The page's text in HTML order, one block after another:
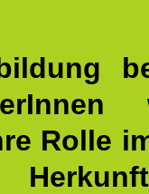
Rolle